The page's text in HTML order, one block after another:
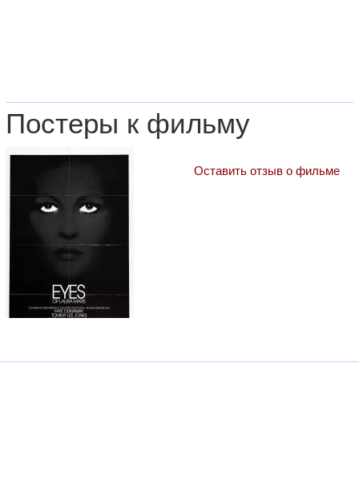
Постеры к фильму
Оставить отзыв о фильме